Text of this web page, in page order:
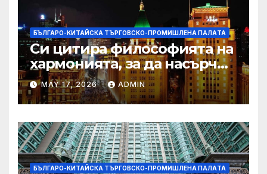
БЪЛГАРО-КИТАЙСКА ТЪРГОВСКО-ПРОМИШЛЕНА ПАЛAТА
Си цитира философията на
хармонията, за да насърчи
съжителството между
Китай и САЩ
MAY 17, 2026 ADMIN
БЪЛГАРО-КИТАЙСКА ТЪРГОВСКО-ПРОМИШЛЕНА ПАЛAТА